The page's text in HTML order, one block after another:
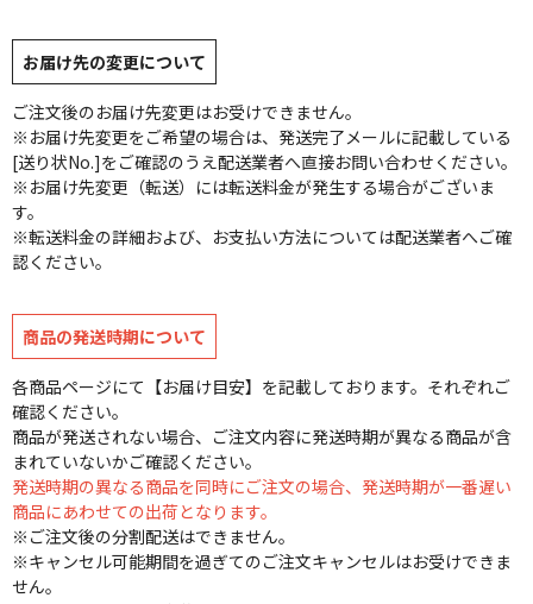
お届け先の変更について
ご注文後のお届け先変更はお受けできません。
※お届け先変更をご希望の場合は、発送完了メールに記載している
[送り状No.]をご確認のうえ配送業者へ直接お問い合わせください。
※お届け先変更（転送）には転送料金が発生する場合がございま
す。
※転送料金の詳細および、お支払い方法については配送業者へご確
認ください。
商品の発送時期について
各商品ページにて【お届け目安】を記載しております。それぞれご
確認ください。
商品が発送されない場合、ご注文内容に発送時期が異なる商品が含
まれていないかご確認ください。
発送時期の異なる商品を同時にご注文の場合、発送時期が一番遅い
商品にあわせての出荷となります。
※ご注文後の分割配送はできません。
※キャンセル可能期間を過ぎてのご注文キャンセルはお受けできま
せん。